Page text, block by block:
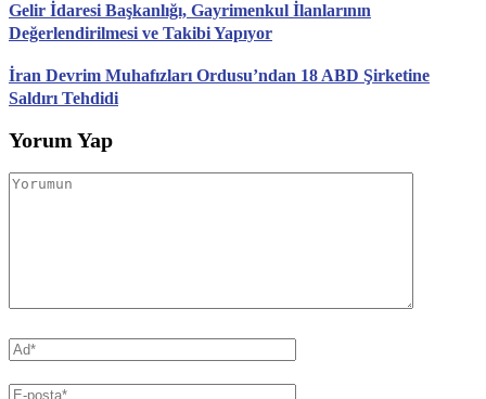
Gelir İdaresi Başkanlığı, Gayrimenkul İlanlarının
Değerlendirilmesi ve Takibi Yapıyor
İran Devrim Muhafızları Ordusu’ndan 18 ABD Şirketine
Saldırı Tehdidi
Yorum Yap